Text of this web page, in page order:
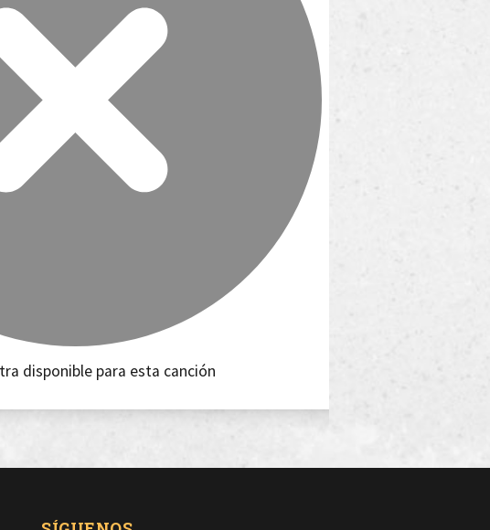
disponible para esta canción